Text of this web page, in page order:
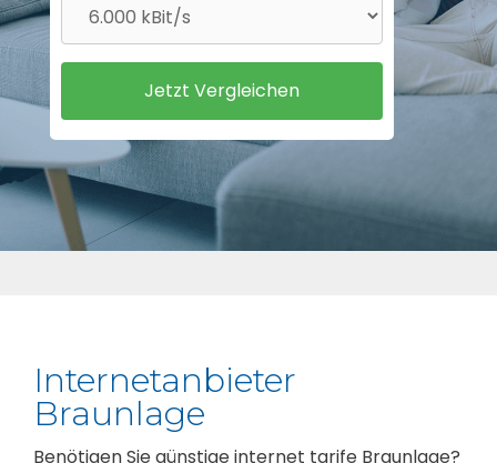
Internetanbieter
Braunlage
Benötigen Sie günstige internet tarife Braunlage?